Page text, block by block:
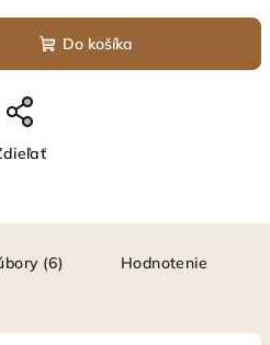
Do košíka
(6) Hodnotenie